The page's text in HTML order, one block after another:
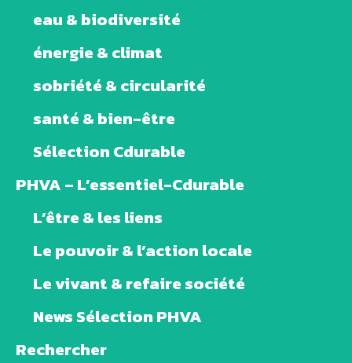
eau & biodiversité
énergie & climat
sobriété & circularité
santé & bien-être
Sélection Cdurable
PHVA – L’essentiel-Cdurable
L’être & les liens
Le pouvoir & l’action locale
Le vivant & refaire société
News Sélection PHVA
Rechercher